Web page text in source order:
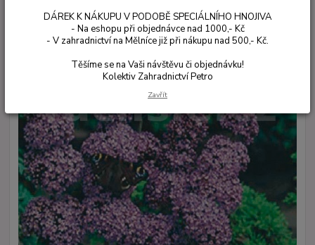
DÁREK K NÁKUPU V PODOBĚ SPECIÁLNÍHO HNOJIVA
- Na eshopu při objednávce nad 1000,- Kč
- V zahradnictví na Mělníce již při nákupu nad 500,- Kč.
Těšíme se na Vaši návštěvu či objednávku!
Kolektiv Zahradnictví Petro
Zavřít